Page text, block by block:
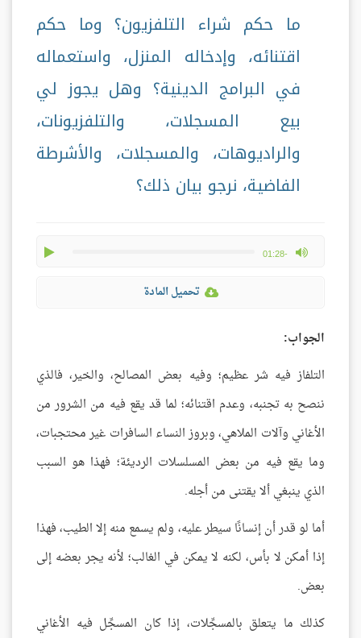
ما حكم شراء التلفزيون؟ وما حكم
اقتنائه، وإدخاله المنزل، واستعماله
في البرامج الدينية؟ وهل يجوز لي
بيع المسجلات، والتلفزيونات،
والراديوهات، والمسجلات، والأشرطة
الفاضية، نرجو بيان ذلك؟
-01:28
max volume
تحميل المادة
الجواب:
التلفاز فيه شر عظيم؛ وفيه بعض المصالح، والخير، فالذي
ننصح به تجنبه، وعدم اقتنائه؛ لما قد يقع فيه من الشرور من
الأغاني وآلات الملاهي، وبروز النساء السافرات غير محتجبات،
وما يقع فيه من بعض المسلسلات الرديئة؛ فهذا هو السبب
الذي ينبغي ألا يقتنى من أجله.
أما لو قدر أن إنسانًا سيطر عليه، ولم يسمع منه إلا الطيب، فهذا
إذا أمكن لا بأس، لكنه لا يمكن في الغالب؛ لأنه يجر بعضه إلى
بعض.
كذلك ما يتعلق بالمسجِّلات، إذا كان المسجِّل فيه الأغاني